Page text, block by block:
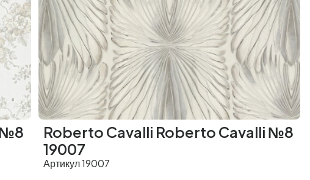
№8
Roberto Cavalli Roberto Cavalli №8
19007
Артикул 19007